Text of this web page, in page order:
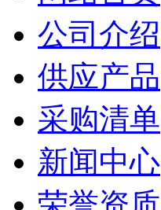
公司介绍
供应产品
采购清单
新闻中心